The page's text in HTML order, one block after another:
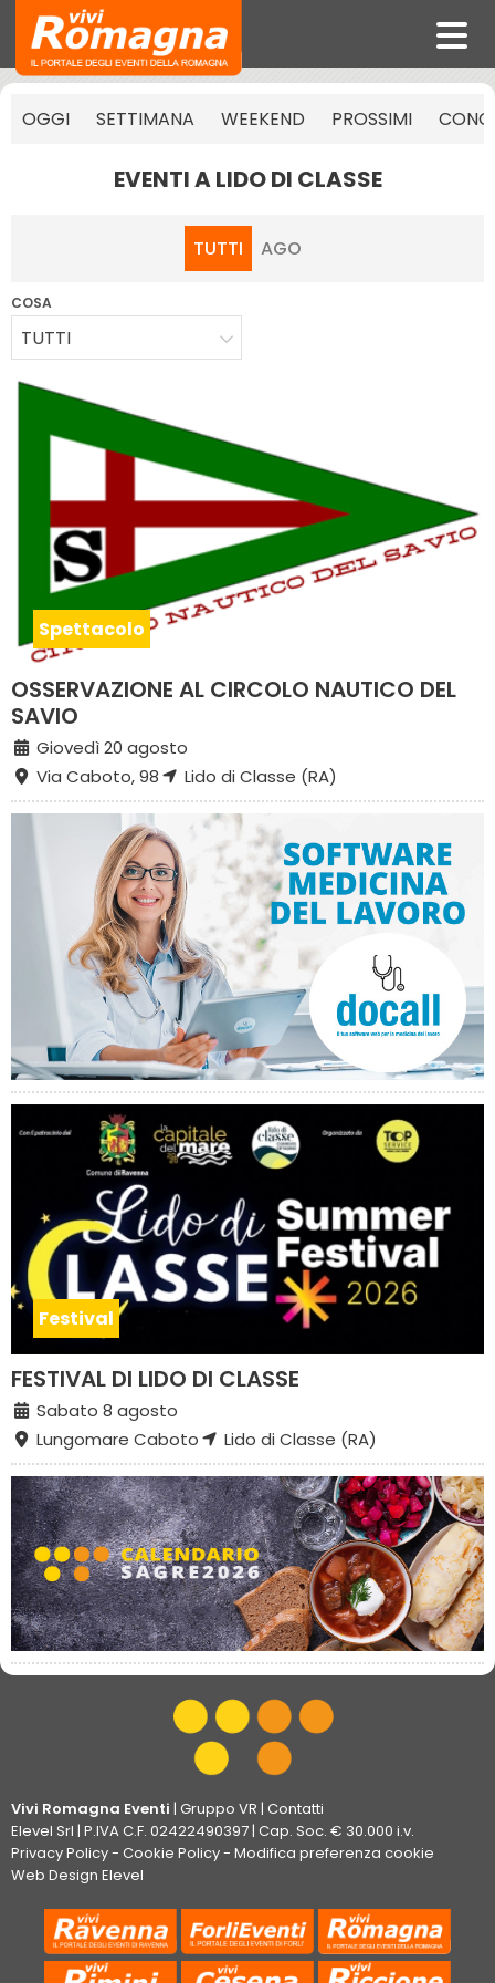
OGGI SETTIMANA WEEKEND PROSSIMI
EVENTI A LIDO DI CLASSE
TUTTI AGO
COSA
TUTTI
Spettacolo
OSSERVAZIONE AL CIRCOLO NAUTICO DEL
SAVIO
Giovedì 20 agosto
Via Caboto, 98
Lido di Classe (RA)
Festival
FESTIVAL DI LIDO DI CLASSE
Sabato 8 agosto
Lungomare Caboto
Lido di Classe (RA)
Vivi Romagna Eventi | Gruppo VR | Contatti
Elevel Srl | P.IVA C.F. 02422490397 | Cap. Soc. € 30.000 i.v.
Privacy Policy- Cookie Policy- Modifica preferenza cookie
Web Design Elevel